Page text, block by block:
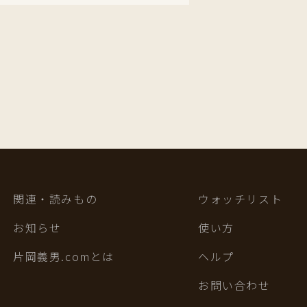
関連・読みもの
お知らせ
片岡義男.comとは
ウォッチリスト
使い方
ヘルプ
お問い合わせ